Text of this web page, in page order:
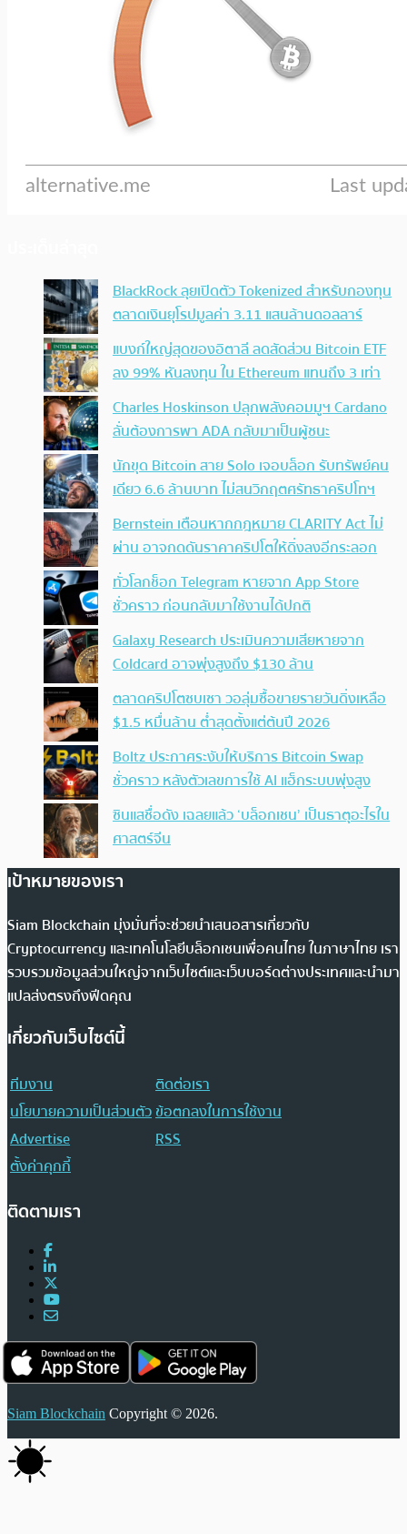
BlackRock ลุยเปิดตัว Tokenized สำหรับกองทุน
ตลาดเงินยุโรปมูลค่า 3.11 แสนล้านดอลลาร์
แบงก์ใหญ่สุดของอิตาลี ลดสัดส่วน Bitcoin ETF
ลง 99% หันลงทุน ใน Ethereum แทนถึง 3 เท่า
Charles Hoskinson ปลุกพลังคอมมูฯ Cardano
ลั่นต้องการพา ADA กลับมาเป็นผู้ชนะ
นักขุด Bitcoin สาย Solo เจอบล็อก รับทรัพย์คน
เดียว 6.6 ล้านบาท ไม่สนวิกฤตศรัทธาคริปโทฯ
Bernstein เตือนหากกฎหมาย CLARITY Act ไม่
ผ่าน อาจกดดันราคาคริปโตให้ดิ่งลงอีกระลอก
ทั่วโลกช็อก Telegram หายจาก App Store
ชั่วคราว ก่อนกลับมาใช้งานได้ปกติ
Galaxy Research ประเมินความเสียหายจาก
Coldcard อาจพุ่งสูงถึง $130 ล้าน
ตลาดคริปโตซบเซา วอลุ่มซื้อขายรายวันดิ่งเหลือ
$1.5 หมื่นล้าน ต่ำสุดตั้งแต่ต้นปี 2026
Boltz ประกาศระงับให้บริการ Bitcoin Swap
ชั่วคราว หลังตัวเลขการใช้ AI แฮ็กระบบพุ่งสูง
ซินแสชื่อดัง เฉลยแล้ว ‘บล็อกเชน’ เป็นธาตุอะไรใน
ศาสตร์จีน
เป้าหมายของเรา
Siam Blockchain มุ่งมั่นที่จะช่วยนำเสนอสารเกี่ยวกับ
Cryptocurrency และเทคโนโลยีบล็อกเชนเพื่อคนไทย ในภาษาไทย เรา
รวบรวมข้อมูลส่วนใหญ่จากเว็บไซต์และเว็บบอร์ดต่างประเทศและนำมา
แปลส่งตรงถึงฟีดคุณ
เกี่ยวกับเว็บไซต์นี้
ทีมงาน
ติดต่อเรา
นโยบายความเป็นส่วนตัวข้อตกลงในการใช้งาน
Advertise
RSS
ตั้งค่าคุกกี้
ติดตามเรา
Siam Blockchain Copyright © 2026.